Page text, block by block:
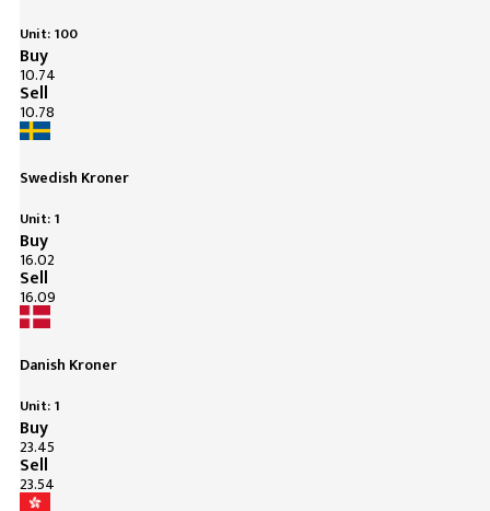
Unit: 100
Buy
10.74
Sell
10.78
Swedish Kroner
Unit: 1
Buy
16.02
Sell
16.09
Danish Kroner
Unit: 1
Buy
23.45
Sell
23.54